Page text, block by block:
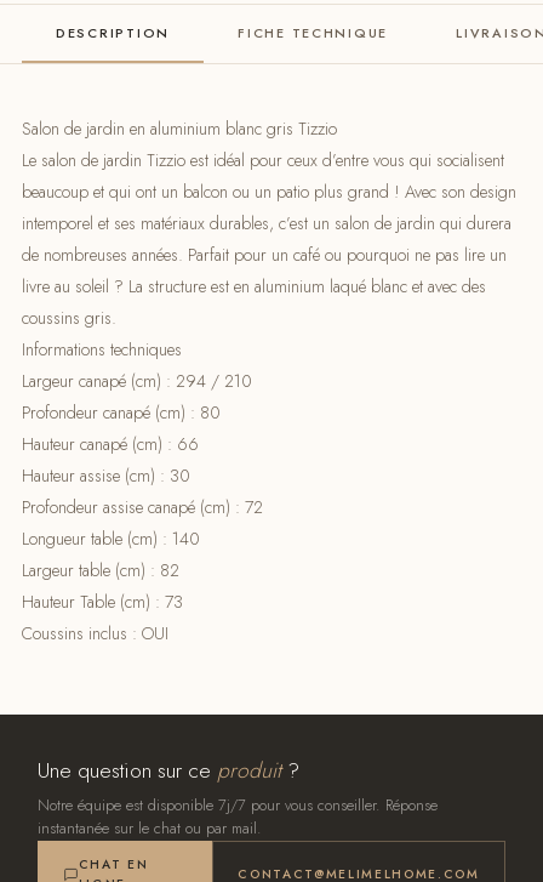
DESCRIPTION FICHE TECHNIQUE
Salon de jardin en aluminium blanc gris Tizzio
Le salon de jardin Tizzio est idéal pour ceux d’entre vous qui socialisent
beaucoup et qui ont un balcon ou un patio plus grand ! Avec son design
intemporel et ses matériaux durables, c’est un salon de jardin qui durera
de nombreuses années. Parfait pour un café ou pourquoi ne pas lire un
livre au soleil ? La structure est en aluminium laqué blanc et avec des
coussins gris.
Informations techniques
Largeur canapé (cm) : 294 / 210
Profondeur canapé (cm) : 80
Hauteur canapé (cm) : 66
Hauteur assise (cm) : 30
Profondeur assise canapé (cm) : 72
Longueur table (cm) : 140
Largeur table (cm) : 82
Hauteur Table (cm) : 73
Coussins inclus : OUI
Une question sur ce produit?
Notre équipe est disponible 7j/7 pour vous conseiller. Réponse
instantanée sur le chat ou par mail.
CHAT EN
CONTACT@MELIMELHOME.COM